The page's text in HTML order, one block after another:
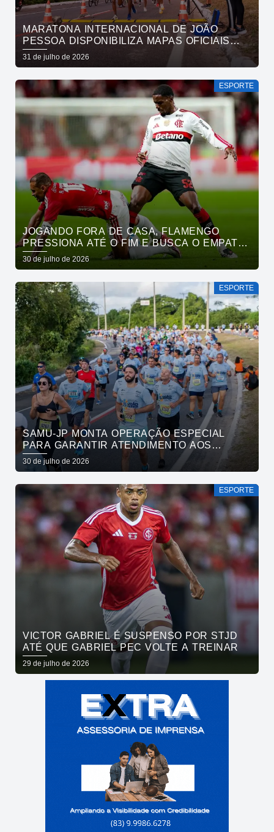
MARATONA INTERNACIONAL DE JOÃO
PESSOA DISPONIBILIZA MAPAS OFICIAIS
DAS PROVAS E ORIENTA ATLETAS SOBRE
TRAJETOS
31 de julho de 2026
ESPORTE
JOGANDO FORA DE CASA, FLAMENGO
PRESSIONA ATÉ O FIM E BUSCA O EMPATE
PELO BRASILEIRÃO
30 de julho de 2026
ESPORTE
SAMU-JP MONTA OPERAÇÃO ESPECIAL
PARA GARANTIR ATENDIMENTO AOS
ATLETAS DA MARATONA INTERNACIONAL
DE JOÃO PESSOA
30 de julho de 2026
ESPORTE
VICTOR GABRIEL É SUSPENSO POR STJD
ATÉ QUE GABRIEL PEC VOLTE A TREINAR
29 de julho de 2026